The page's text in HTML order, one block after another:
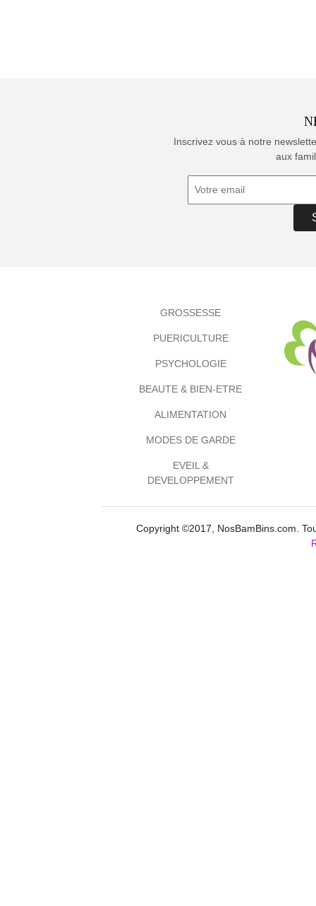
Inscrivez vous à notre
aux
GROSSESSE
PUERICULTURE
PSYCHOLOGIE
BEAUTE & BIEN-ETRE
ALIMENTATION
MODES DE GARDE
EVEIL &
DEVELOPPEMENT
Copyright ©2017, NosBamBins.com.